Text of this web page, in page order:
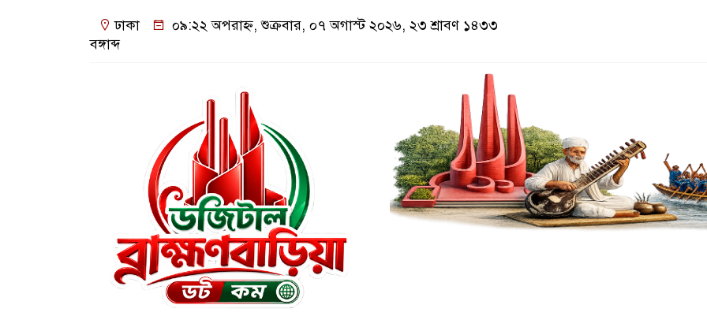
ঢাকা
০৯:২২ অপরাহ্ন, শুক্রবার, ০৭ অগাস্ট ২০২৬, ২৩ শ্রাবণ ১৪৩৩
বঙ্গাব্দ